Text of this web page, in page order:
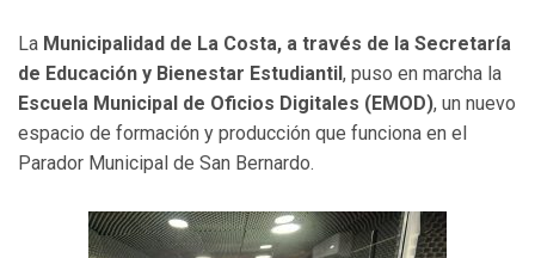
La Municipalidad de La Costa, a través de la Secretaría
de Educación y Bienestar Estudiantil , puso en marcha la
Escuela Municipal de Oficios Digitales (EMOD), un nuevo
espacio de formación y producción que funciona en el
Parador Municipal de San Bernardo.